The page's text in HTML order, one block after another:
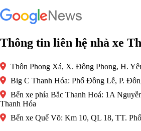
Thông tin liên hệ nhà xe
Thôn Phong Xá, X. Đông Phong, H.
Big C Thanh Hóa: Phố Đồng Lễ, P.
Bến xe phía Bắc Thanh Hoá: 1A
Thanh Hóa
Bến xe Quế Võ: Km 10, QL 18, TT.